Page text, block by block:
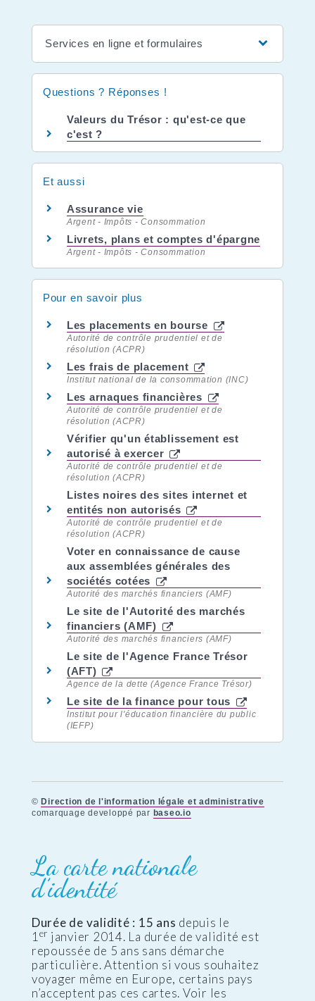
Services en ligne et formulaires
Questions ? Réponses !
Valeurs du Trésor : qu'est-ce que
c'est ?
Et aussi
Assurance vie
Argent - Impôts - Consommation
Livrets, plans et comptes d'épargne
Argent - Impôts - Consommation
Pour en savoir plus
Les placements en bourse
Autorité de contrôle prudentiel et de
résolution (ACPR)
Les frais de placement
Institut national de la consommation (INC)
Les arnaques financières
Autorité de contrôle prudentiel et de
résolution (ACPR)
Vérifier qu'un établissement est
autorisé à exercer
Autorité de contrôle prudentiel et de
résolution (ACPR)
Listes noires des sites internet et
entités non autorisés
Autorité de contrôle prudentiel et de
résolution (ACPR)
Voter en connaissance de cause
aux assemblées générales des
sociétés cotées
Autorité des marchés financiers (AMF)
Le site de l'Autorité des marchés
financiers (AMF)
Autorité des marchés financiers (AMF)
Le site de l'Agence France Trésor
(AFT)
Agence de la dette (Agence France Trésor)
Le site de la finance pour tous
Institut pour l'éducation financière du public
(IEFP)
©Direction de l'information légale et administrative
comarquage developpé par baseo.io
La carte nationale
d’identité
Durée de validité : 15 ans depuis le
1er janvier 2014. La durée de validité est
repoussée de 5 ans sans démarche
particulière. Attention si vous souhaitez
voyager même en Europe, certains pays
n’acceptent pas ces cartes. Voir les